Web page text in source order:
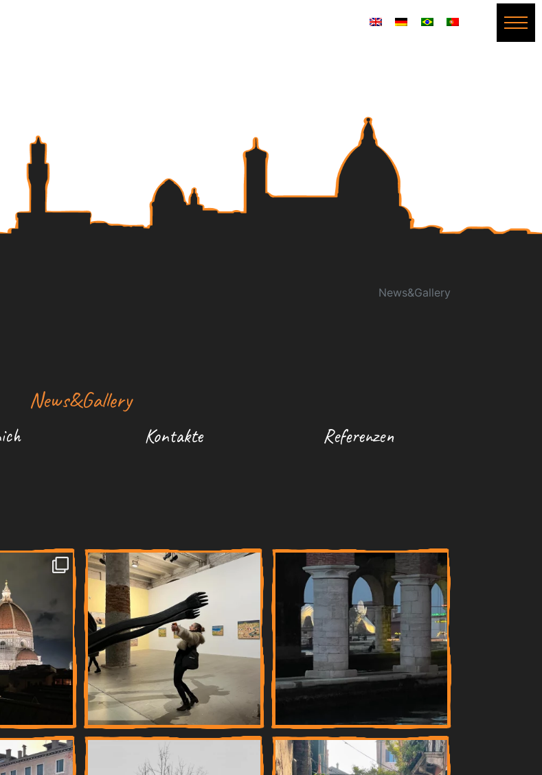
News&Gallery
News&Gallery
Kontakte Referenzen